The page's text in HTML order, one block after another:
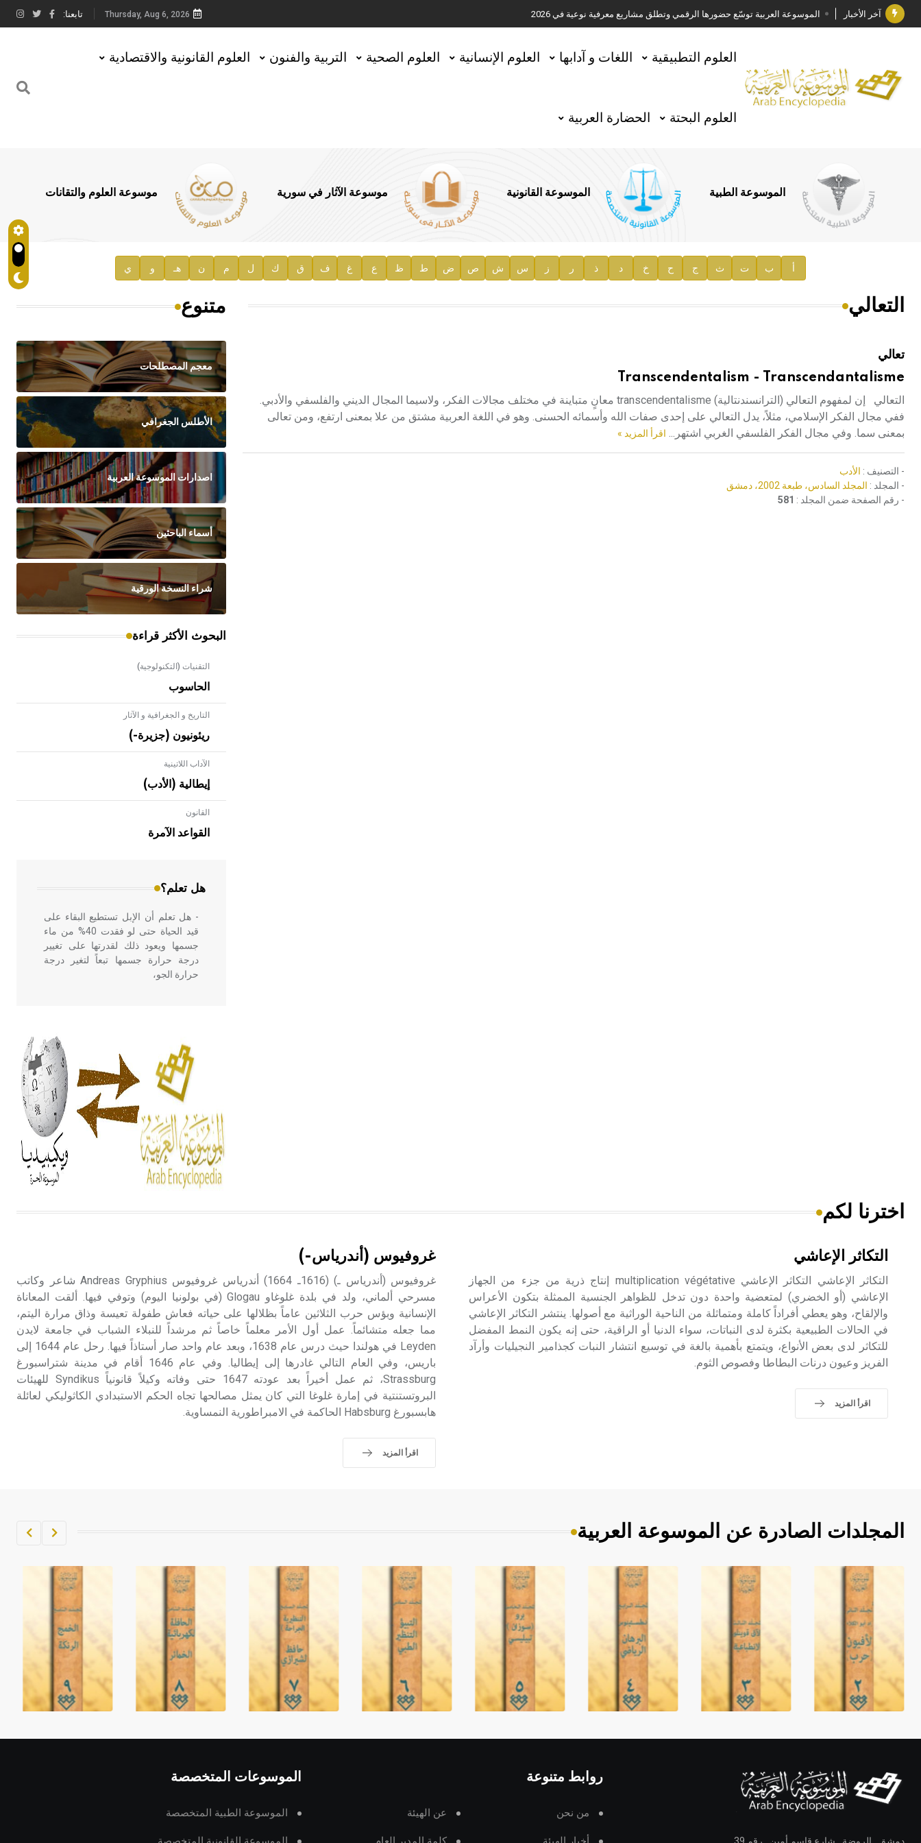
آخر الأخبار الموسوعة العربية توسّع حضورها الرقمي وتطلق مشاريع معرفية نوعية في 2026
جائزة مجمع الملك سلمان العالمي للغة العربية 2025
الأستاذ إياد خالد الطباع مدير عام لهيئة الموسوعة العربية
السيد محمد ياسين صالح وزيرا للثقافة
توصيات مجلس الإدارة
صدور المجلد السابع من موسوعة الآثار في سورية
إعلان..
Thursday, Aug 6, 2026 تابعنا:
العلوم التطبيقية اللغات و آدابها العلوم الإنسانية العلوم الصحية التربية والفنون العلوم القانونية والاقتصادية
العلوم البحتة الحضارة العربية
الموسوعة الطبية الموسوعة القانونية موسوعة الآثار في سورية موسوعة العلوم والتقانات
أ ب ت ث ج ح خ د ذ ر ز س ش ص ض ط ظ ع غ ف ق ك ل م ن هـ و ي
التعالي
تعالي
Transcendentalism - Transcendantalisme
التعالي إن لمفهوم التعالي (الترانسندنتالية) transcendentalisme معانٍ متباينة في مختلف مجالات الفكر، ولاسيما المجال الديني والفلسفي والأدبي.
ففي مجال الفكر الإسلامي، مثلاً، يدل التعالي على إحدى صفات الله وأسمائه الحسنى. وهو في اللغة العربية مشتق من علا بمعنى ارتفع، ومن تعالى
بمعنى سما. وفي مجال الفكر الفلسفي الغربي اشتهر... اقرأ المزيد »
- التصنيف : الأدب
- المجلد : المجلد السادس، طبعة 2002، دمشق
- رقم الصفحة ضمن المجلد : 581
متنوع
معجم المصطلحات
الأطلس الجغرافي
اصدارات الموسوعة العربية
أسماء الباحثين
شراء النسخة الورقية
البحوث الأكثر قراءة
التقنيات (التكنولوجية)
الحاسوب
التاريخ و الجغرافية و الآثار
ريئونيون (جزيرة-)
الآداب اللاتينية
إيطالية (الأدب)
القانون
القواعد الآمرة
هل تعلم؟
- هل تعلم أن الأبلق نوع من الفنون
الهندسية التي ارتبطت بالعمارة الإسلامية
في بلاد الشام ومصر خاصة، حيث يحرص
- هل تعلم أن الإبل تستطيع البقاء على
قيد الحياة حتى لو فقدت 40% من ماء
جسمها ويعود ذلك لقدرتها على تغيير
درجة حرارة جسمها تبعاً لتغير درجة
حرارة الجو،
أربعة مؤلفات هي: الحكم، الأدلة، تنظيم
التغذية، ورسالته في جروح الرأس.
ويعود له الفضل بأنه حرر الطب من
الدين والفلسفة.
- هل تعلم أن المرجان إفراز حيواني
يتكون في البحر ويتركب من مادة
كربونات الكلسيوم، وهو أحمر أو شديد
الحمرة وهو أجود أنواعه، ويمتاز بكبر
الحجم ويسمى الش
الإنكليزية أب
- هل تعلم أن أبجر Abgar اسم معروف
جيداً يعود إلى عدد من الملوك الذين
حكموا مدينة إديسا (الرها) من أبجر الأول
وحتى التاسع، وهم ينتسبون إلى أسرة
أوسروين
اخترنا لكم
التكاثر الإعاشي
التكاثر الإعاشي التكاثر الإعاشي multiplication végétative إنتاج ذرية من جزء من الجهاز
الإعاشي (أو الخضري) لمتعضية واحدة دون تدخل للظواهر الجنسية الممثلة بتكون الأعراس
والإلقاح، وهو يعطي أفراداً كاملة ومتماثلة من الناحية الوراثية مع أصولها. ينتشر التكاثر الإعاشي
في الحالات الطبيعية بكثرة لدى النباتات، سواء الدنيا أو الراقية، حتى إنه يكون النمط المفضل
للتكاثر لدى بعض الأنواع، ويتمتع بأهمية بالغة في توسيع انتشار النبات كجذامير النجيليات وأرآد
الفريز وعيون درنات البطاطا وفصوص الثوم.
اقرأ المزيد
غروفيوس (أندرياس-)
غروفيوس (أندرياس ـ) (1616ـ 1664) أندرياس غروفيوس Andreas Gryphius شاعر وكاتب
مسرحي ألماني، ولد في بلدة غلوغاو Glogau (في بولونيا اليوم) وتوفي فيها. ألقت المعاناة
الإنسانية وبؤس حرب الثلاثين عاماً بظلالها على حياته فعاش طفولة تعيسة وذاق مرارة اليتم،
مما جعله متشائماً. عمل أول الأمر معلماً خاصاً ثم مرشداً للنبلاء الشباب في جامعة لايدن
Leyden في هولندا حيث درس عام 1638، وبعد عام واحد صار أستاذاً فيها. رحل عام 1644 إلى
باريس، وفي العام التالي غادرها إلى إيطاليا. وفي عام 1646 أقام في مدينة شتراسبورغ
Strassburg، ثم عمل أخيراً بعد عودته 1647 حتى وفاته وكيلاً قانونياً Syndikus للهيئات
البروتستنتية في إمارة غلوغا التي كان يمثل مصالحها تجاه الحكم الاستبدادي الكاثوليكي لعائلة
هابسبورغ Habsburg الحاكمة في الامبراطورية النمساوية.
اقرأ المزيد
المجلدات الصادرة عن الموسوعة العربية
روابط متنوعة
من نحن عن الهيئة
الموسوعات المتخصصة
الموسوعة الطبية المتخصصة